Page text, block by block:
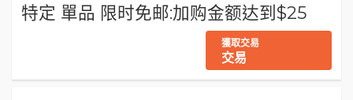
特定 單品 限时免邮:加购金额达到$25
獲取交易
交易